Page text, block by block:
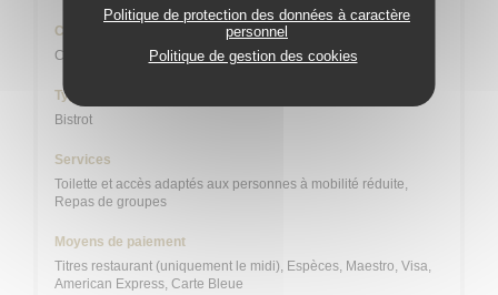
Politique de protection des données à caractère
personnel
Politique de gestion des cookies
Cuisine
Cuisine Créative, Bistronomique
Type de restaurant
Bistrot
Services
Toilette et accès adaptés aux personnes à mobilité réduite,
Repas de groupes
Moyens de paiement
Titres restaurant (uniquement le midi), Espèces, Maestro, Visa,
American Express, Carte Bleue